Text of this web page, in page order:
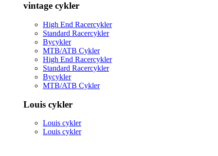
vintage cykler
High End Racercykler
Standard Racercykler
Bycykler
MTB/ATB Cykler
High End Racercykler
Standard Racercykler
Bycykler
MTB/ATB Cykler
Louis cykler
Louis cykler
Louis cykler